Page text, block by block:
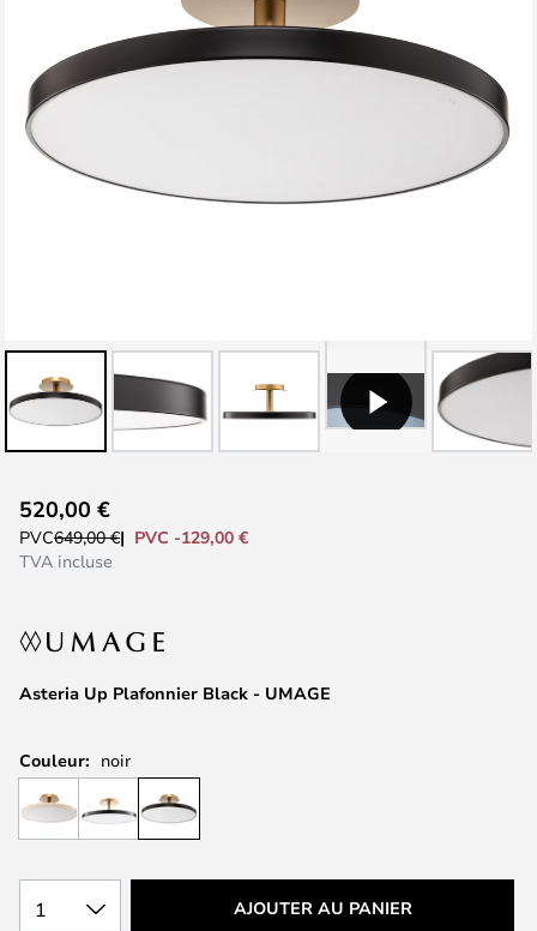
to
the
the
gallery
Asteria Up Plafonnier Black - UMAGE
520,00 €
PVC649,00 €
PVC -129,00 €
TVA incluse
Couleur: noir
1 AJOUTER AU PANIER